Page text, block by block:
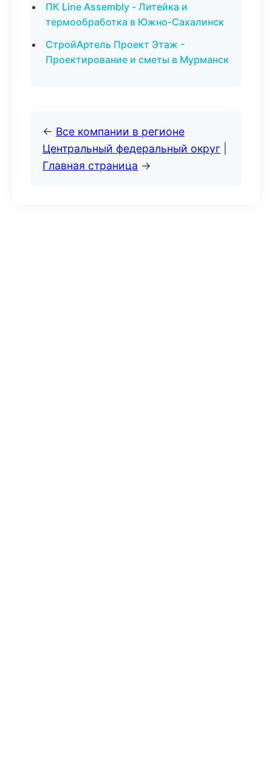
ПК Line Assembly - Литейка и
термообработка в Южно-Сахалинск
СтройАртель Проект Этаж -
Проектирование и сметы в Мурманск
← Все компании в регионе
Центральный федеральный округ
Главная страница →